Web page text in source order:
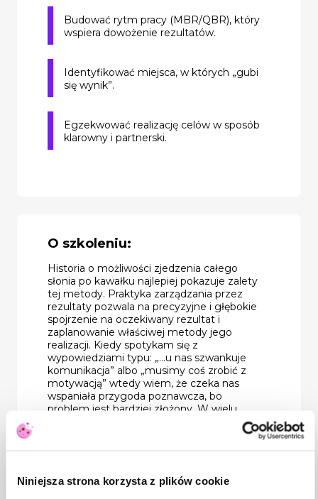
Niniejsza strona korzysta z plików cookie
Budować rytm pracy (MBR/QBR), który
wspiera dowożenie rezultatów.
Identyfikować miejsca, w których „gubi
się wynik”.
Egzekwować realizację celów w sposób
klarowny i partnerski.
O szkoleniu:
Historia o możliwości zjedzenia całego
słonia po kawałku najlepiej pokazuje zalety
tej metody. Praktyka zarządzania przez
rezultaty pozwala na precyzyjne i głębokie
spojrzenie na oczekiwany rezultat i
zaplanowanie właściwej metody jego
realizacji. Kiedy spotykam się z
wypowiedziami typu: „…u nas szwankuje
komunikacja” albo „musimy coś zrobić z
motywacją” wtedy wiem, że czeka nas
wspaniała przygoda poznawcza, bo
problem jest bardziej złożony. W wielu
jednak przypadkach pomocą okazuje się
Program: